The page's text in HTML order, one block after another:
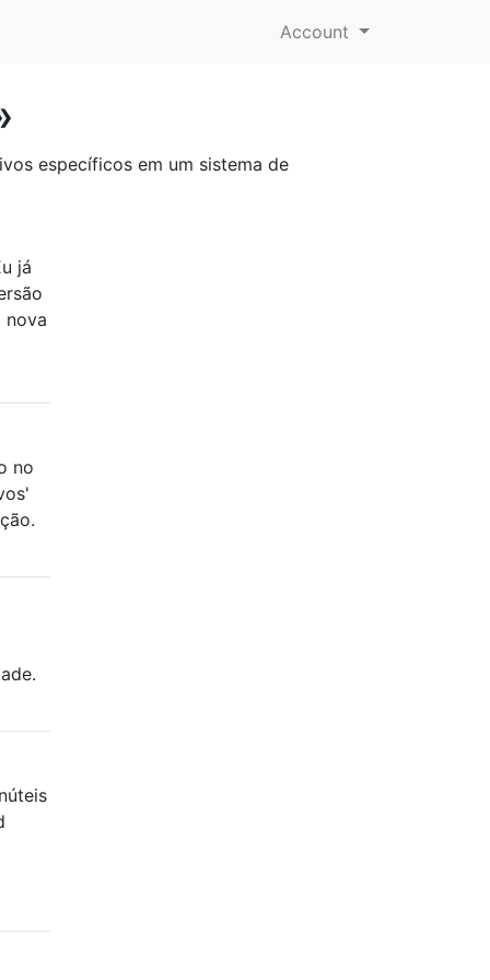
Account
específicos em um sistema de
já
nova
no